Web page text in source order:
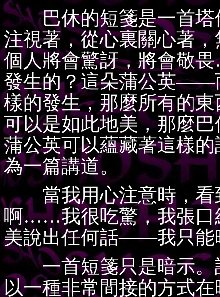
巴休的短箋是一首塔
注視著，從心裏關心著
個人將會驚訝，將會敬
發生的？這朵蒲公英——
樣的發生，那麼所有的
可以是如此地美，那麼
蒲公英可以蘊藏著這樣
為一篇講道。
當我用心注意時，看
啊……我很吃驚，我張口
美說出任何話——我只能
一首短箋只是暗示。
以一種非常間接的方式在